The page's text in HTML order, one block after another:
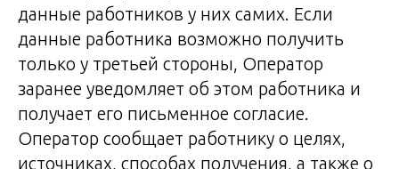
данные работников у них самих. Если
данные работника возможно получить
только у третьей стороны, Оператор
заранее уведомляет об этом работника и
получает его письменное согласие.
Оператор сообщает работнику о целях,
источниках, способах получения, а также о